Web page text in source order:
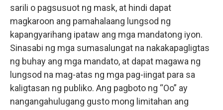
sarili o pagsusuot ng mask, at hindi dapat
magkaroon ang pamahalaang lungsod ng
kapangyarihang ipataw ang mga mandatong iyon.
Sinasabi ng mga sumasalungat na nakakapagligtas
ng buhay ang mga mandato, at dapat magawa ng
lungsod na mag-atas ng mga pag-iingat para sa
kaligtasan ng publiko. Ang pagboto ng “Oo” ay
nangangahulugang gusto mong limitahan ang